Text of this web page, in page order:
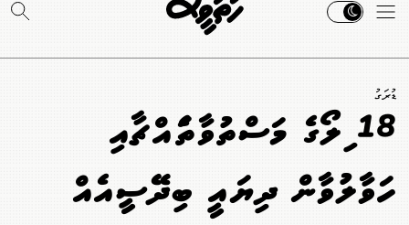
ޑުރަގު
18 ކިލޯގެ މަސްތުވާތަކެއްޗާއި
ހަވާލުވާން ދިޔައީ ބިދޭސީއެއް